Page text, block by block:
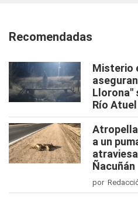
Recomendadas
Misterio
Llorona"
Río Atuel
a un
Ñacuñán
por